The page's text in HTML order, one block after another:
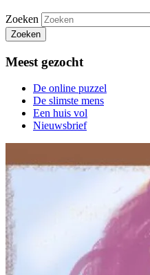
Zoeken
Zoeken
Meest gezocht
De online puzzel
De slimste mens
Een huis vol
Nieuwsbrief